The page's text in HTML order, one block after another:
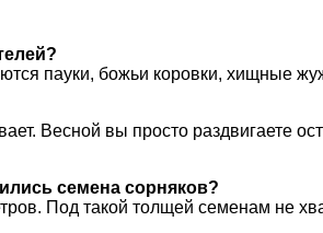
пауки, божьи коровки, хищные
Весной вы просто раздвигаете
семена сорняков?
Под такой толщей семенам не